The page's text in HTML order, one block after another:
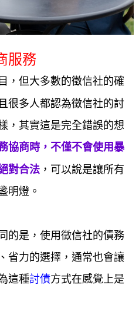
服務
，但大多數的徵信社的確
很多人都認為徵信社的討
，其實這是完全錯誤的想
協商時，不僅不會使用暴
對合法，可以說是讓所有
明燈。
的是，使用徵信社的債務
省力的選擇，通常也會讓
這種討債方式在感覺上是